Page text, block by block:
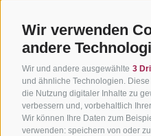
Wir verwenden
andere
Wir und andere ausgewählte 3
und ähnliche Technologien.
die Nutzung digitaler Inhalte zu
verbessern und, vorbehaltlich
Wir können Ihre Daten zum
verwenden: speichern von oder